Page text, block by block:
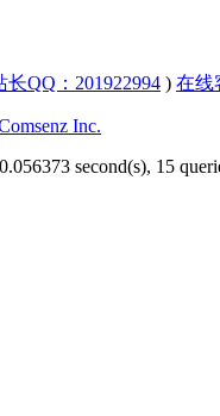
长QQ：201922994 ) 在线
Inc.
second(s), 15